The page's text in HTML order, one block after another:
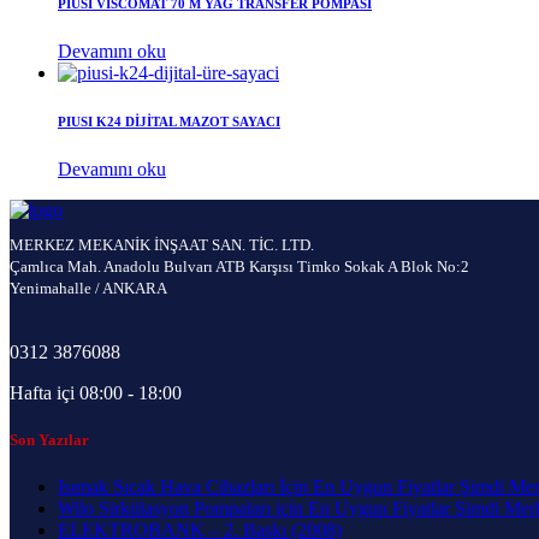
PIUSI VİSCOMAT 70 M YAĞ TRANSFER POMPASI
Devamını oku
PIUSI K24 DİJİTAL MAZOT SAYACI
Devamını oku
MERKEZ MEKANİK İNŞAAT SAN. TİC. LTD.
Çamlıca Mah. Anadolu Bulvarı ATB Karşısı Timko Sokak A Blok No:2
Yenimahalle / ANKARA
0312 3876088
Hafta içi 08:00 - 18:00
Son Yazılar
Isımak Sıcak Hava Cihazları İçin En Uygun Fiyatlar Şimdi
Wilo Sirkülasyon Pompaları için En Uygun Fiyatlar Şimdi
ELEKTROBANK – 2. Baskı (2008)